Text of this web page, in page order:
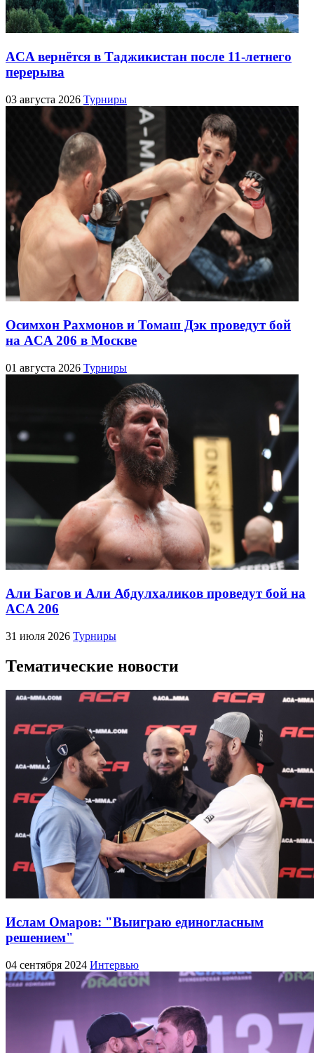
ACA вернётся в Таджикистан после 11-летнего
перерыва
03 августа 2026 Турниры
Осимхон Рахмонов и Томаш Дэк проведут бой
на ACA 206 в Москве
01 августа 2026 Турниры
Али Багов и Али Абдулхаликов проведут бой на
ACA 206
31 июля 2026 Турниры
Тематические новости
Ислам Омаров: "Выиграю единогласным
решением"
04 сентября 2024 Интервью